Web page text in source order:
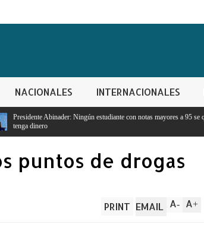
NACIONALES INTERNACIONALES
estudiante con notas mayores a 95 se quedará sin estudiar porque no
puntos de drogas
A+
A-
PRINT EMAIL